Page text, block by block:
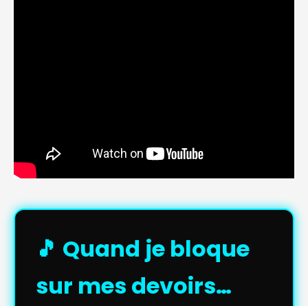
🎵 Quand je bloque
sur mes devoirs…